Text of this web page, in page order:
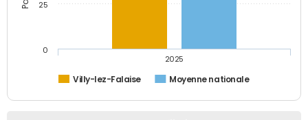
Villy-lez-Falaise Moyenne nationale
2025
0
25